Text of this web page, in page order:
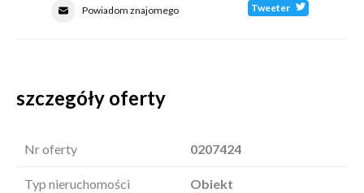
Powiadom znajomego Tweeter
szczegóły oferty
Nr oferty 0207424
Typ nieruchomości Obiekt